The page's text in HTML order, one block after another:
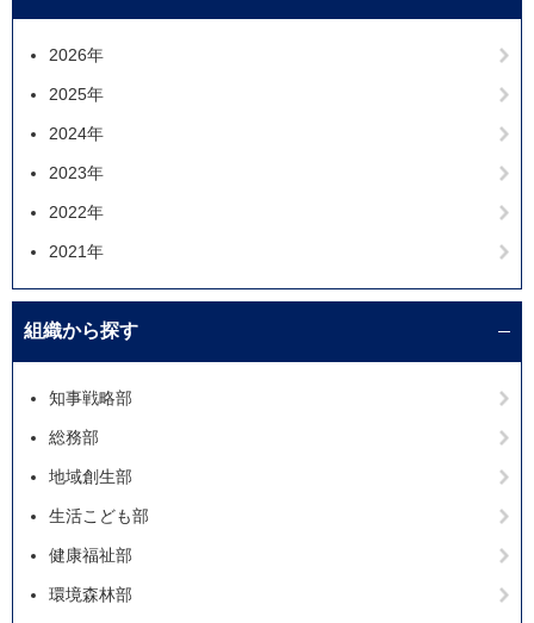
2026年
2025年
2024年
2023年
2022年
2021年
組織から探す
知事戦略部
総務部
地域創生部
生活こども部
健康福祉部
環境森林部